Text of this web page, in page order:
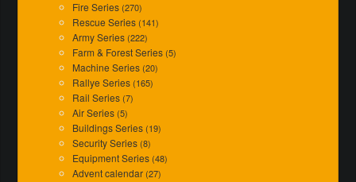
Fire Series (270)
Rescue Series (141)
Army Series (222)
Farm & Forest Series (5)
Machine Series (20)
Rallye Series (165)
Rail Series (7)
Air Series (5)
Buildings Series (19)
Security Series (8)
Equipment Series (48)
Advent calendar (27)